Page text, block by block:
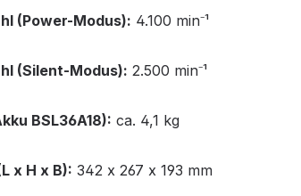
(Power-Modus): 4.100 min⁻¹
(Silent-Modus): 2.500 min⁻¹
BSL36A18): ca. 4,1 kg
x H x B): 342 x 267 x 193 mm